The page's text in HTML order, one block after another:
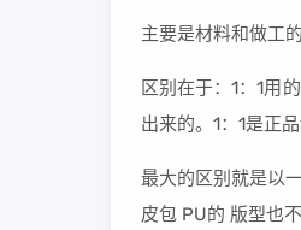
主要是材料和做工
区别在于：1：1用
出来的。1：1是正
最大的区别就是以
皮包 PU的 版型也